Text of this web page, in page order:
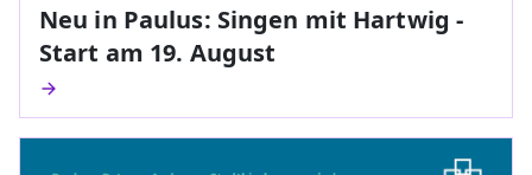
Neu in Paulus: Singen mit Hartwig -
Start am 19. August